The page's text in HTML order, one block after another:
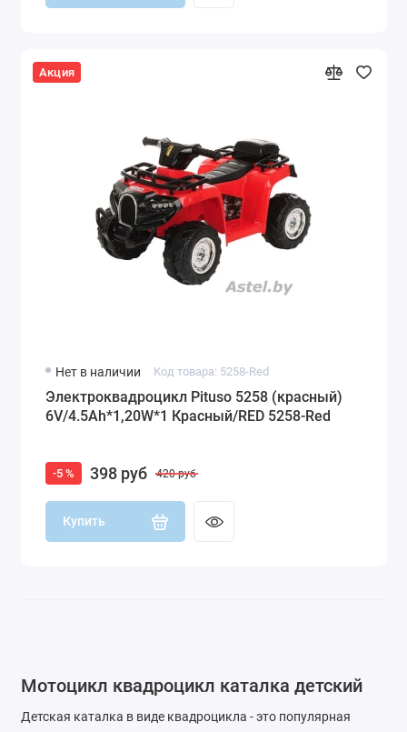
Акция
Нет в наличии Код товара: 5258-Red
Электроквадроцикл Pituso 5258 (красный)
6V/4.5Ah*1,20W*1 Красный/RED 5258-Red
-5 % 398 руб 420 руб
Купить
Мотоцикл квадроцикл каталка детский
Детская каталка в виде квадроцикла - это популярная